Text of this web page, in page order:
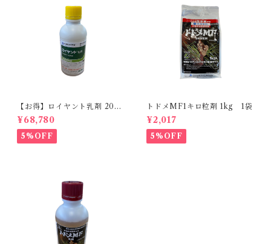
【お得】ロイヤント乳剤 200
ml 【1箱】20本入
¥68,780
5%OFF
トドメMF1キロ粒剤 1kg 1袋
¥2,017
5%OFF